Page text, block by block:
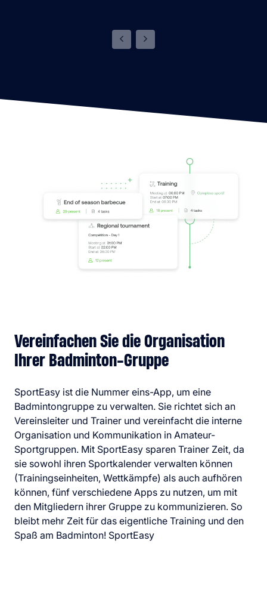
Vereinfachen Sie die Organisation
Ihrer Badminton-Gruppe
SportEasy ist die Nummer eins-App, um eine
Badmintongruppe zu verwalten. Sie richtet sich an
Vereinsleiter und Trainer und vereinfacht die interne
Organisation und Kommunikation in Amateur-
Sportgruppen. Mit SportEasy sparen Trainer Zeit, da
sie sowohl ihren Sportkalender verwalten können
(Trainingseinheiten, Wettkämpfe) als auch aufhören
können, fünf verschiedene Apps zu nutzen, um mit
den Mitgliedern ihrer Gruppe zu kommunizieren. So
bleibt mehr Zeit für das eigentliche Training und den
Spaß am Badminton! SportEasy